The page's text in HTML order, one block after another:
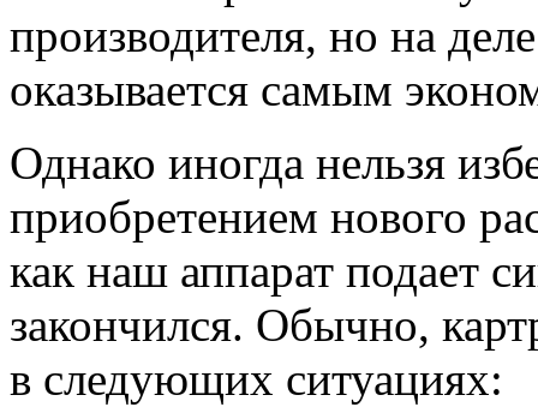
производителя, но на
оказывается самым
Однако иногда нельзя
приобретением нового
как наш аппарат подает
закончился. Обычно,
в следующих ситуациях: